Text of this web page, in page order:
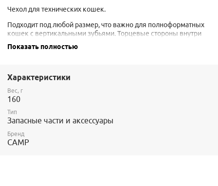
Чехол для технических кошек.
Подходит под любой размер, что важно для полноформатных
кошек с вертикальными зубьями. Торцевые стороны внутри
материала. Кошки в чехле дополнительно фиксируются при
На одном из клапанов есть карман под запасные части и
инструмент.
Вес 160 гр.
Показать полностью
Характеристики
Вес, г
160
Тип
Запасные части и аксессуары
Бренд
CAMP